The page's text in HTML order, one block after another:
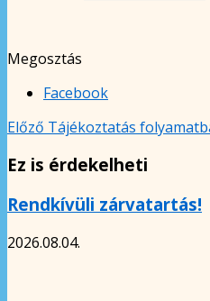
Megosztás
Facebook
Előző Tájékoztatás
Ez is érdekelheti
Rendkívüli zárvatartás!
2026.08.04.